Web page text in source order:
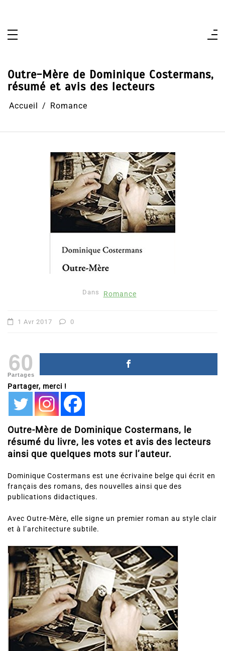
Outre-Mère de Dominique Costermans,
résumé et avis des lecteurs
Accueil Romance
Dans Romance
1 Avr 2017 0
60
Partages
Partager, merci !
Outre-Mère de Dominique Costermans, le
résumé du livre, les votes et avis des lecteurs
ainsi que quelques mots sur l’auteur.
Dominique Costermans est une écrivaine belge qui écrit en
français des romans, des nouvelles ainsi que des
publications didactiques.
Avec Outre-Mère, elle signe un premier roman au style clair
et à l’architecture subtile.